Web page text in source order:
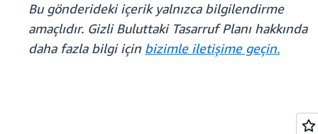
Bu gönderideki içerik yalnızca bilgilendirme
amaçlıdır. Gizli Buluttaki Tasarruf Planı hakkında
daha fazla bilgi için bizimle iletişime geçin.